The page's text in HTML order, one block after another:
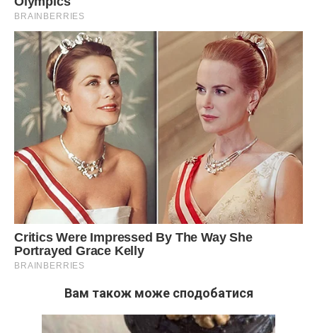
Вам також може сподобатися